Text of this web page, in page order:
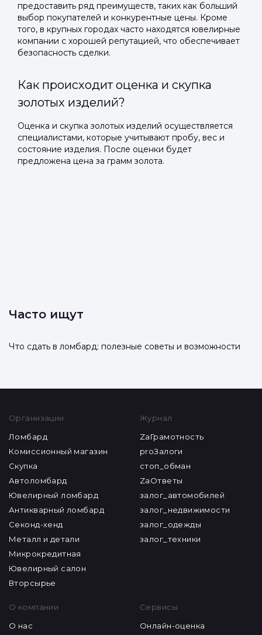
предоставить ряд преимуществ, таких как больший
выбор покупателей и конкурентные цены. Кроме
того, в крупных городах часто находятся ювелирные
компании с хорошей репутацией, что обеспечивает
безопасность сделки.
Как происходит оценка и скупка
золотых изделий?
Оценка и скупка золотых изделий осуществляется
специалистами, которые учитывают пробу, вес и
состояние изделия. После оценки будет
предложена цена за грамм золота.
Часто ищут
Что сдать в ломбард: полезные советы и возможности
Организации
Ломбард
Комиссионный магазин
Скупка
Автоломбард
Ювелирный ломбард
Антикварный ломбард
Секонд-хенд
Металл и детали
Микрокредитная
Ювелирный салон
Вторсырье
Журнал
ZaГрамотность
proЗалоги
стоп_обман
ZaОтветы
залог_автомобилей
залог_недвижимости
залог_одежды
залог_техники
О компании
О нас
Сервисы
Онлайн-оценка